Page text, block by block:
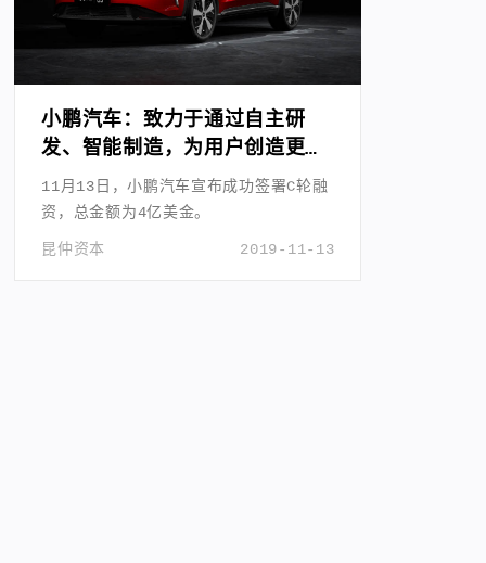
小鹏汽车：致力于通过自主研
发、智能制造，为用户创造更美
好的出行生活
11月13日，小鹏汽车宣布成功签署C轮融
资，总金额为4亿美金。
2019-11-13
昆仲资本